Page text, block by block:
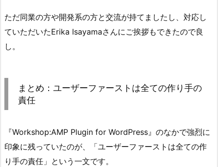
ただ同業の方や開発系の方と交流が持てましたし、対応し
ていただいたErika Isayamaさんにご挨拶もできたので良
し。
まとめ：ユーザーファーストは全ての作り手の
責任
『Workshop:AMP Plugin for WordPress』のなかで強烈に
印象に残っていたのが、「ユーザーファーストは全ての作
り手の責任」という一文です。